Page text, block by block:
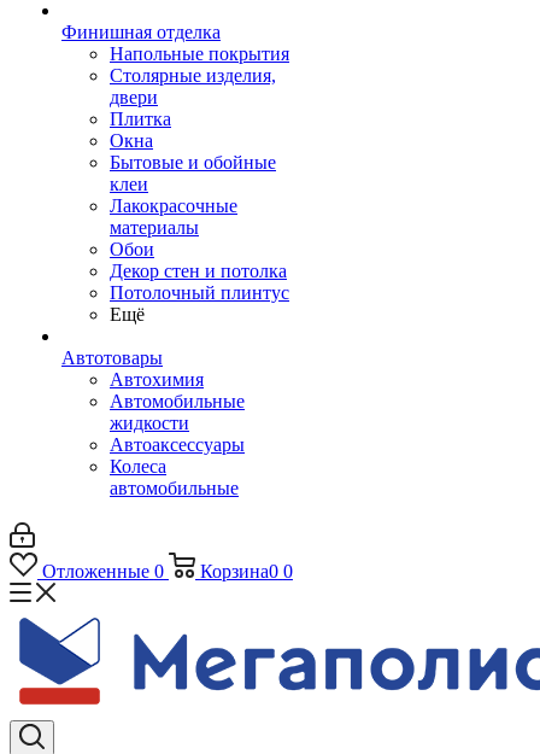
Финишная отделка
Напольные покрытия
Столярные изделия,
двери
Плитка
Окна
Бытовые и обойные
клеи
Лакокрасочные
материалы
Обои
Декор стен и потолка
Потолочный плинтус
Ещё
Автотовары
Автохимия
Автомобильные
жидкости
Автоаксессуары
Колеса
автомобильные
Отложенные 0 Корзина0 0